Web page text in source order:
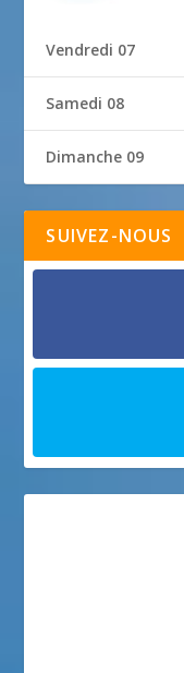
Vendredi 07
Samedi 08
Dimanche 09
SUIVEZ-NOUS